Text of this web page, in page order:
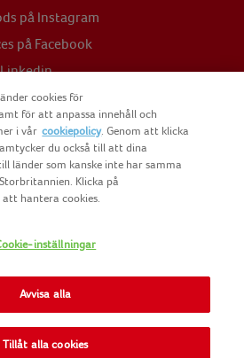
på Instagram
på Facebook
FINDUS SVERIGE AB 2025
FINDUS
NOMAD FOODS
cookies för
för att anpassa innehåll och
i vår cookiepolicy. Genom att klicka
du också till att dina
länder som kanske inte har samma
Klicka på
att hantera cookies.
inställningar
Avvisa alla
Tillåt alla cookies